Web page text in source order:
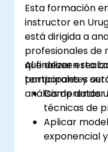
Esta formación
instructor en
está dirigida a
profesionales de
que deseen
temporales y
análisis de datos
Al finalizar esta
participantes
Comprender
técnicas de
Aplicar
exponencial